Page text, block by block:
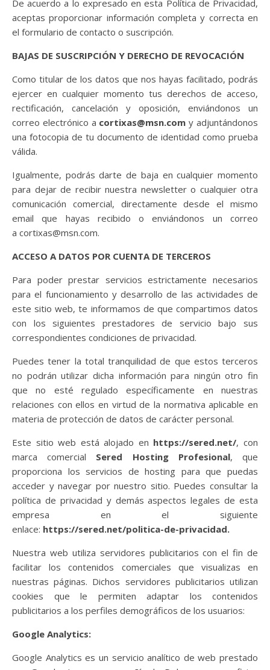
De acuerdo a lo expresado en esta Política de Privacidad,
aceptas proporcionar información completa y correcta en
el formulario de contacto o suscripción.
BAJAS DE SUSCRIPCIÓN Y DERECHO DE REVOCACIÓN
Como titular de los datos que nos hayas facilitado, podrás
ejercer en cualquier momento tus derechos de acceso,
rectificación, cancelación y oposición, enviándonos un
correo electrónico a cortixas@msn.comy adjuntándonos
una fotocopia de tu documento de identidad como prueba
válida.
Igualmente, podrás darte de baja en cualquier momento
para dejar de recibir nuestra newsletter o cualquier otra
comunicación comercial, directamente desde el mismo
email que hayas recibido o enviándonos un correo
a cortixas@msn.com.
ACCESO A DATOS POR CUENTA DE TERCEROS
Para poder prestar servicios estrictamente necesarios
para el funcionamiento y desarrollo de las actividades de
este sitio web, te informamos de que compartimos datos
con los siguientes prestadores de servicio bajo sus
correspondientes condiciones de privacidad.
Puedes tener la total tranquilidad de que estos terceros
no podrán utilizar dicha información para ningún otro fin
que no esté regulado específicamente en nuestras
relaciones con ellos en virtud de la normativa aplicable en
materia de protección de datos de carácter personal.
Este sitio web está alojado en https://sered.net/, con
marca comercial Sered Hosting Profesional, que
proporciona los servicios de hosting para que puedas
acceder y navegar por nuestro sitio. Puedes consultar la
política de privacidad y demás aspectos legales de esta
empresa en el siguiente
enlace: https://sered.net/politica-de-privacidad.
Nuestra web utiliza servidores publicitarios con el fin de
facilitar los contenidos comerciales que visualizas en
nuestras páginas. Dichos servidores publicitarios utilizan
cookies que le permiten adaptar los contenidos
publicitarios a los perfiles demográficos de los usuarios:
Google Analytics:
Google Analytics es un servicio analítico de web prestado